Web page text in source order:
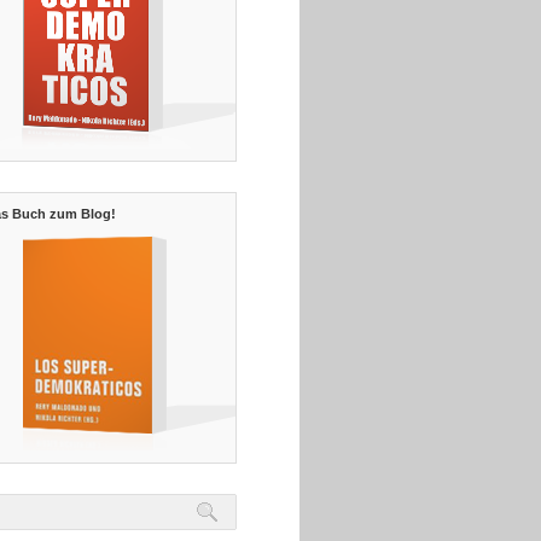
Buch zum Blog!